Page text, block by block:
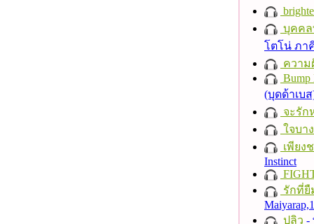
บุคคล
โตโน่ ภา
ความ
Bump
(บุดด้าเบ
จะรัก
ใจบาง
เพียง
Instinct
รักที่ยื
ปลิว -